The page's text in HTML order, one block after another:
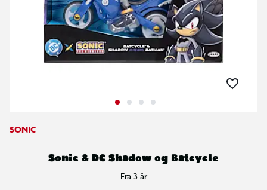
SONIC
Sonic & DC Shadow og Batcycle
Fra 3 år